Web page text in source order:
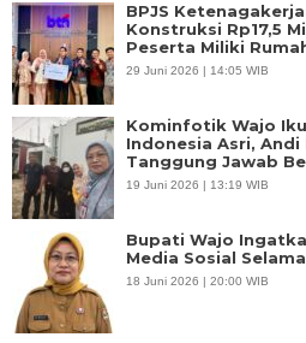
BPJS
Konstruksi Rp17,5
Peserta Miliki
29 Juni 2026 | 14:05 WIB
Kominfotik Wajo
Indonesia Asri,
Tanggung Jawab
19 Juni 2026 | 13:19 WIB
Bupati Wajo
Media Sosial
18 Juni 2026 | 20:00 WIB